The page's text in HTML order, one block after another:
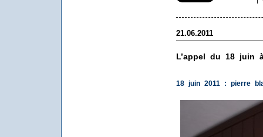
21.06.2011
L’appel du 18 juin
18 juin 2011 : pierre